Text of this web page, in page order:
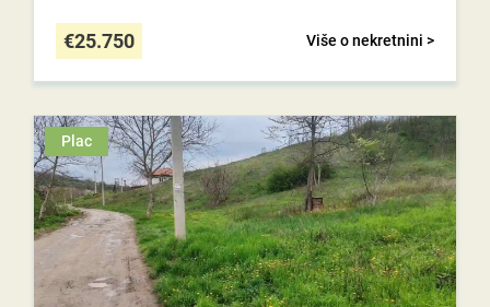
Više o nekretnini >
€25.750
Plac